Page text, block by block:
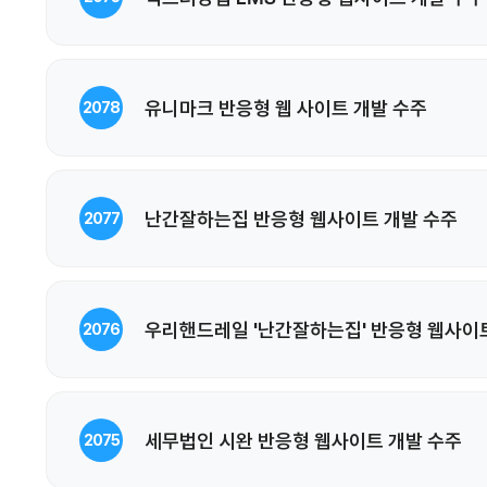
2078 유니마크 반응형 웹 사이트 개발 수주
2077 난간잘하는집 반응형 웹사이트 개발 수주
2076 우리핸드레일 '난간잘하는집' 반응형 웹사이
2075 세무법인 시완 반응형 웹사이트 개발 수주